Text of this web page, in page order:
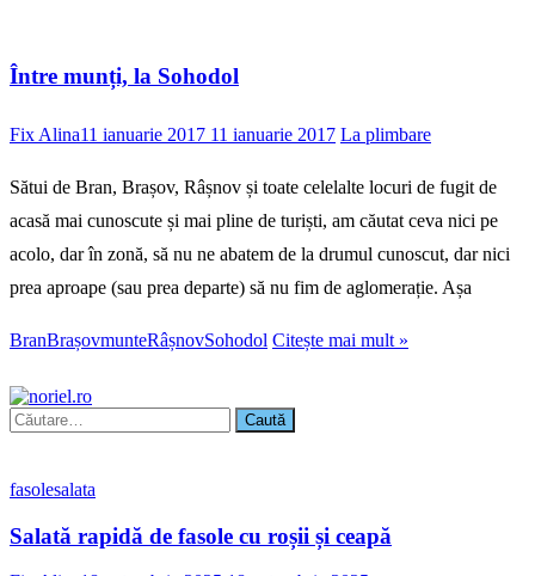
Între munți, la Sohodol
Fix Alina11 ianuarie 2017 11 ianuarie 2017 La plimbare
Sătui de Bran, Brașov, Râșnov și toate celelalte locuri de fugit de
acasă mai cunoscute și mai pline de turiști, am căutat ceva nici pe
acolo, dar în zonă, să nu ne abatem de la drumul cunoscut, dar nici
prea aproape (sau prea departe) să nu fim de aglomerație. Așa
BranBrașovmunteRâșnovSohodol Citește mai mult »
Caută
după:
fasolesalata
Salată rapidă de fasole cu roșii și ceapă